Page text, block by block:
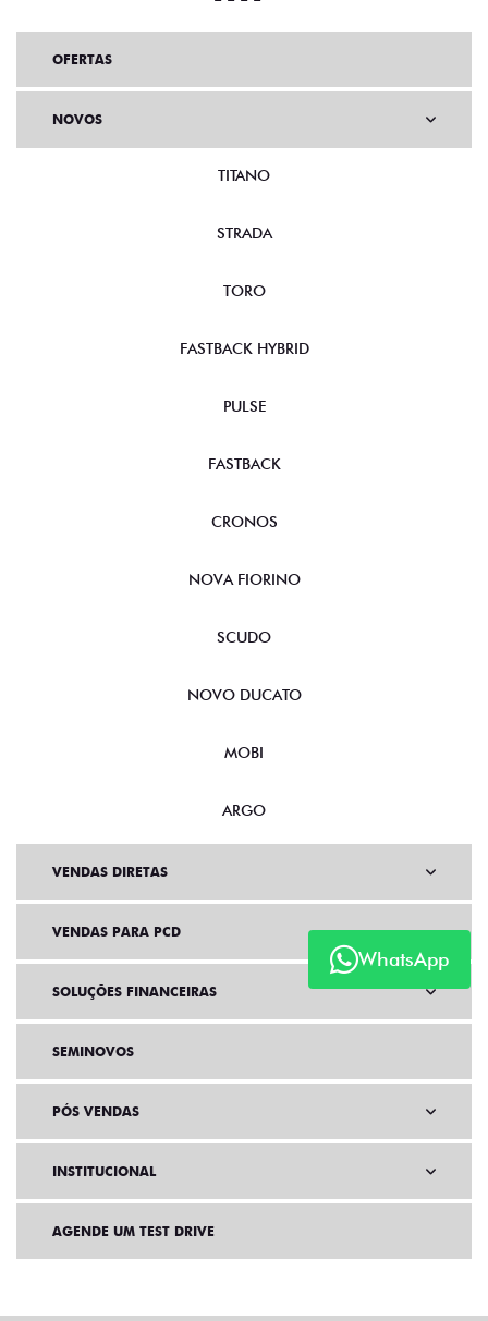
WhatsApp
OFERTAS
NOVOS
TITANO
STRADA
TORO
FASTBACK HYBRID
PULSE
FASTBACK
CRONOS
NOVA FIORINO
SCUDO
NOVO DUCATO
MOBI
ARGO
VENDAS DIRETAS
VENDAS PARA PCD
SOLUÇÕES FINANCEIRAS
SEMINOVOS
PÓS VENDAS
INSTITUCIONAL
AGENDE UM TEST DRIVE